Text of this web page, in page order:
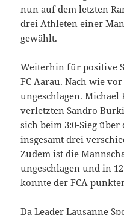
nun auf dem letzten
drei Athleten einer
gewählt.
Weiterhin für positive
FC Aarau. Nach wie
ungeschlagen.
verletzten Sandro
sich beim 3:0-Sieg
insgesamt drei
Zudem ist die
ungeschlagen und in
konnte der FCA
Da Leader Lausanne